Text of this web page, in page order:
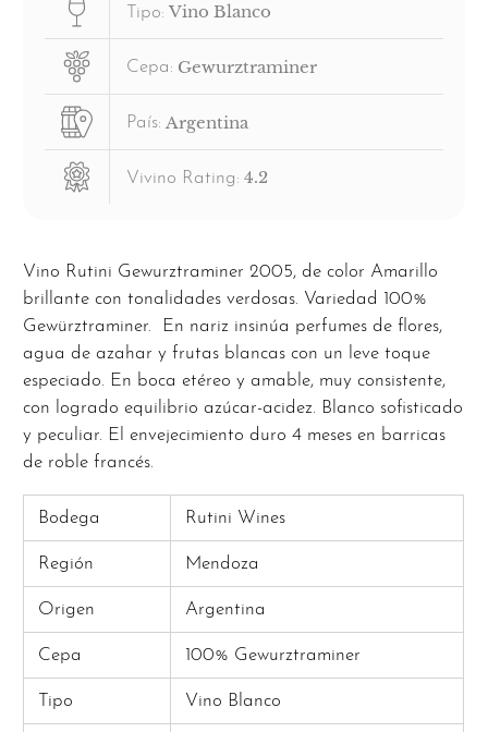
Tipo: Vino Blanco
Cepa: Gewurztraminer
País: Argentina
Vivino Rating: 4.2
Vino Rutini Gewurztraminer 2005, de color Amarillo
brillante con tonalidades verdosas. Variedad 100%
Gewürztraminer. En nariz insinúa perfumes de flores,
agua de azahar y frutas blancas con un leve toque
especiado. En boca etéreo y amable, muy consistente,
con logrado equilibrio azúcar-acidez. Blanco sofisticado
y peculiar. El envejecimiento duro 4 meses en barricas
de roble francés.
Bodega Rutini Wines
Región Mendoza
Origen Argentina
Cepa 100% Gewurztraminer
Tipo Vino Blanco